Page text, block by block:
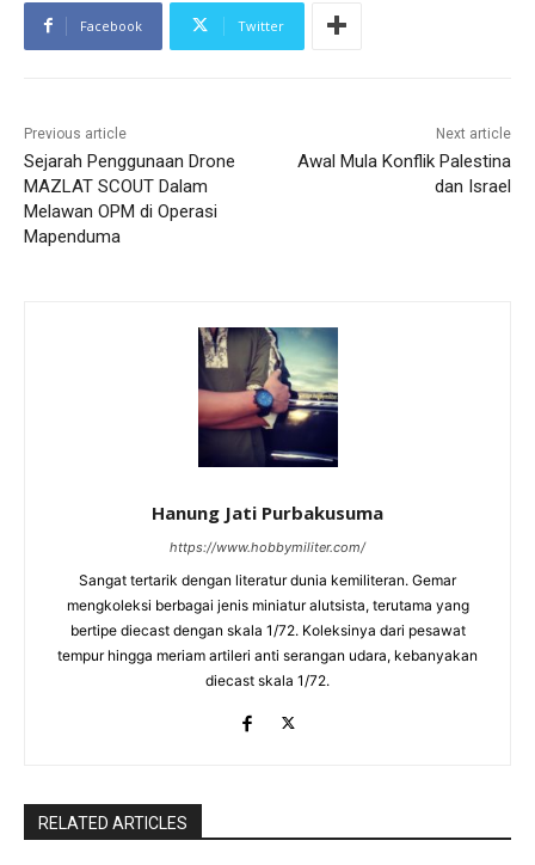
Facebook Twitter
Previous article
Sejarah Penggunaan Drone
MAZLAT SCOUT Dalam
Melawan OPM di Operasi
Mapenduma
Next article
Awal Mula Konflik Palestina
dan Israel
Hanung Jati Purbakusuma
https://www.hobbymiliter.com/
Sangat tertarik dengan literatur dunia kemiliteran. Gemar
mengkoleksi berbagai jenis miniatur alutsista, terutama yang
bertipe diecast dengan skala 1/72. Koleksinya dari pesawat
tempur hingga meriam artileri anti serangan udara, kebanyakan
diecast skala 1/72.
RELATED ARTICLES